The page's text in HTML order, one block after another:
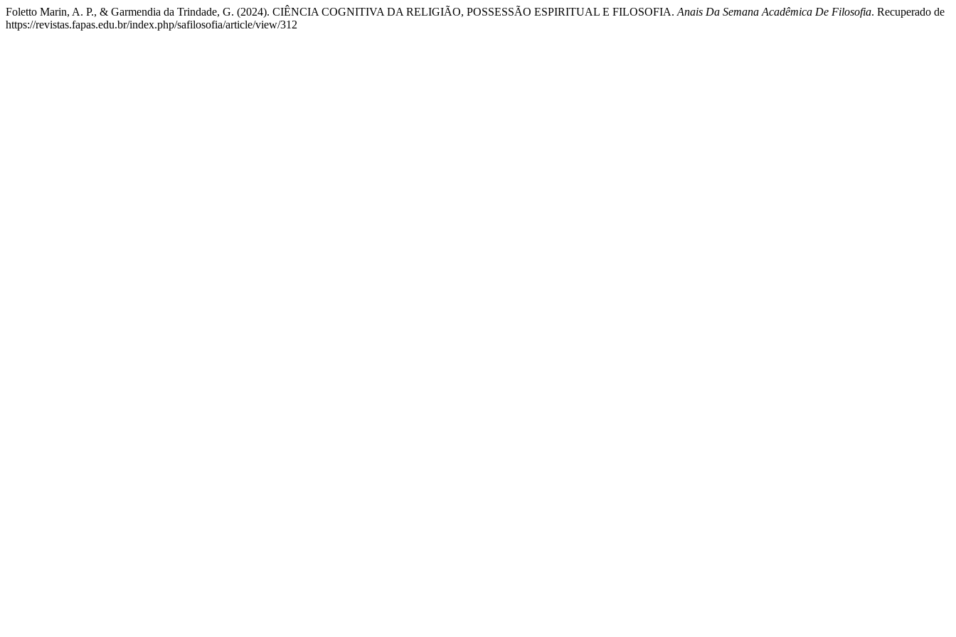
Foletto Marin, A. P., & Garmendia da Trindade, G. (2024). CIÊNCIA COGNITIVA DA RELIGIÃO, POSSESSÃO ESPIRITUAL E FILOSOFIA. Anais Da Semana Acadêmica De Filosofia. Recuperado de
https://revistas.fapas.edu.br/index.php/safilosofia/article/view/312